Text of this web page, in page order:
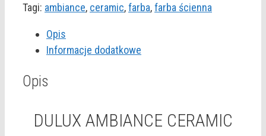
CERAMIC
WHITE
2,5L
Tagi: ambiance, ceramic,farba,farba ścienna
Opis
Informacje dodatkowe
Opis
DULUX AMBIANCE CERAMIC